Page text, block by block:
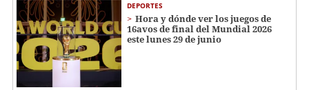
DEPORTES
Hora y dónde ver los juegos de
16avos de final del Mundial 2026
este lunes 29 de junio